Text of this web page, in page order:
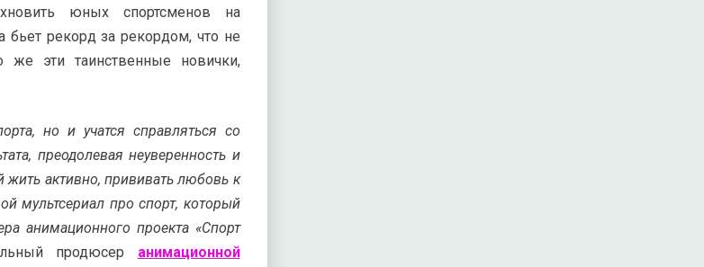
юных спортсменов на
бьет рекорд за рекордом, что не
же эти таинственные новички,
но и учатся справляться со
преодолевая неуверенность и
активно, прививать любовь к
мультсериал про спорт, который
анимационного проекта «Спорт
продюсер анимационной